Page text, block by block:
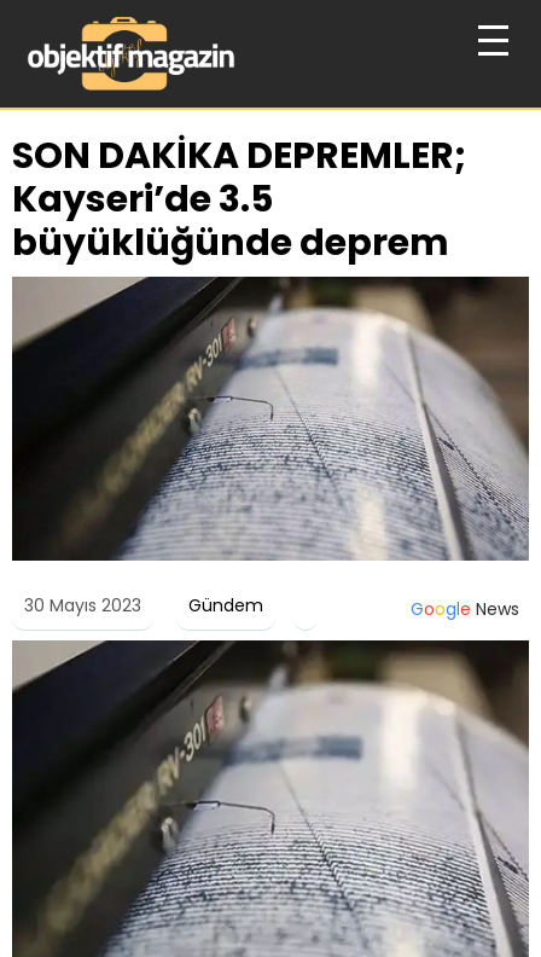
SON DAKİKA DEPREMLER;
Kayseri’de 3.5
büyüklüğünde deprem
30 Mayıs 2023 Gündem Google News